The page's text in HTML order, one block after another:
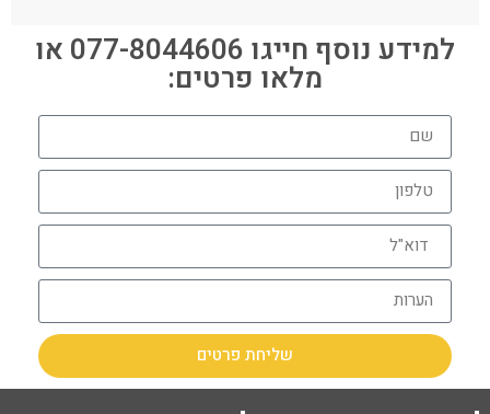
למידע נוסף חייגו 077-8044606 או
מלאו פרטים:
שליחת פרטים